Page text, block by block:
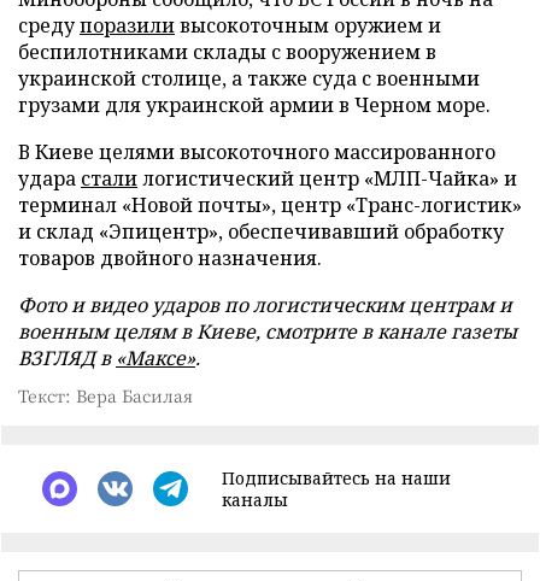
средупоразиливысокоточным оружием и
беспилотниками склады с вооружением в
украинской столице, а также суда с военными
грузами для украинской армии в Черном море.
В Киеве целями высокоточного массированного
удара сталилогистический центр «МЛП-Чайка» и
терминал «Новой почты», центр «Транс-логистик»
и склад «Эпицентр», обеспечивавший обработку
товаров двойного назначения.
Фото и видео ударов по логистическим центрам и
военным целям в Киеве, смотрите в канале газеты
ВЗГЛЯД в «Максе».
Текст: Вера Басилая
Подписывайтесь на наши
каналы